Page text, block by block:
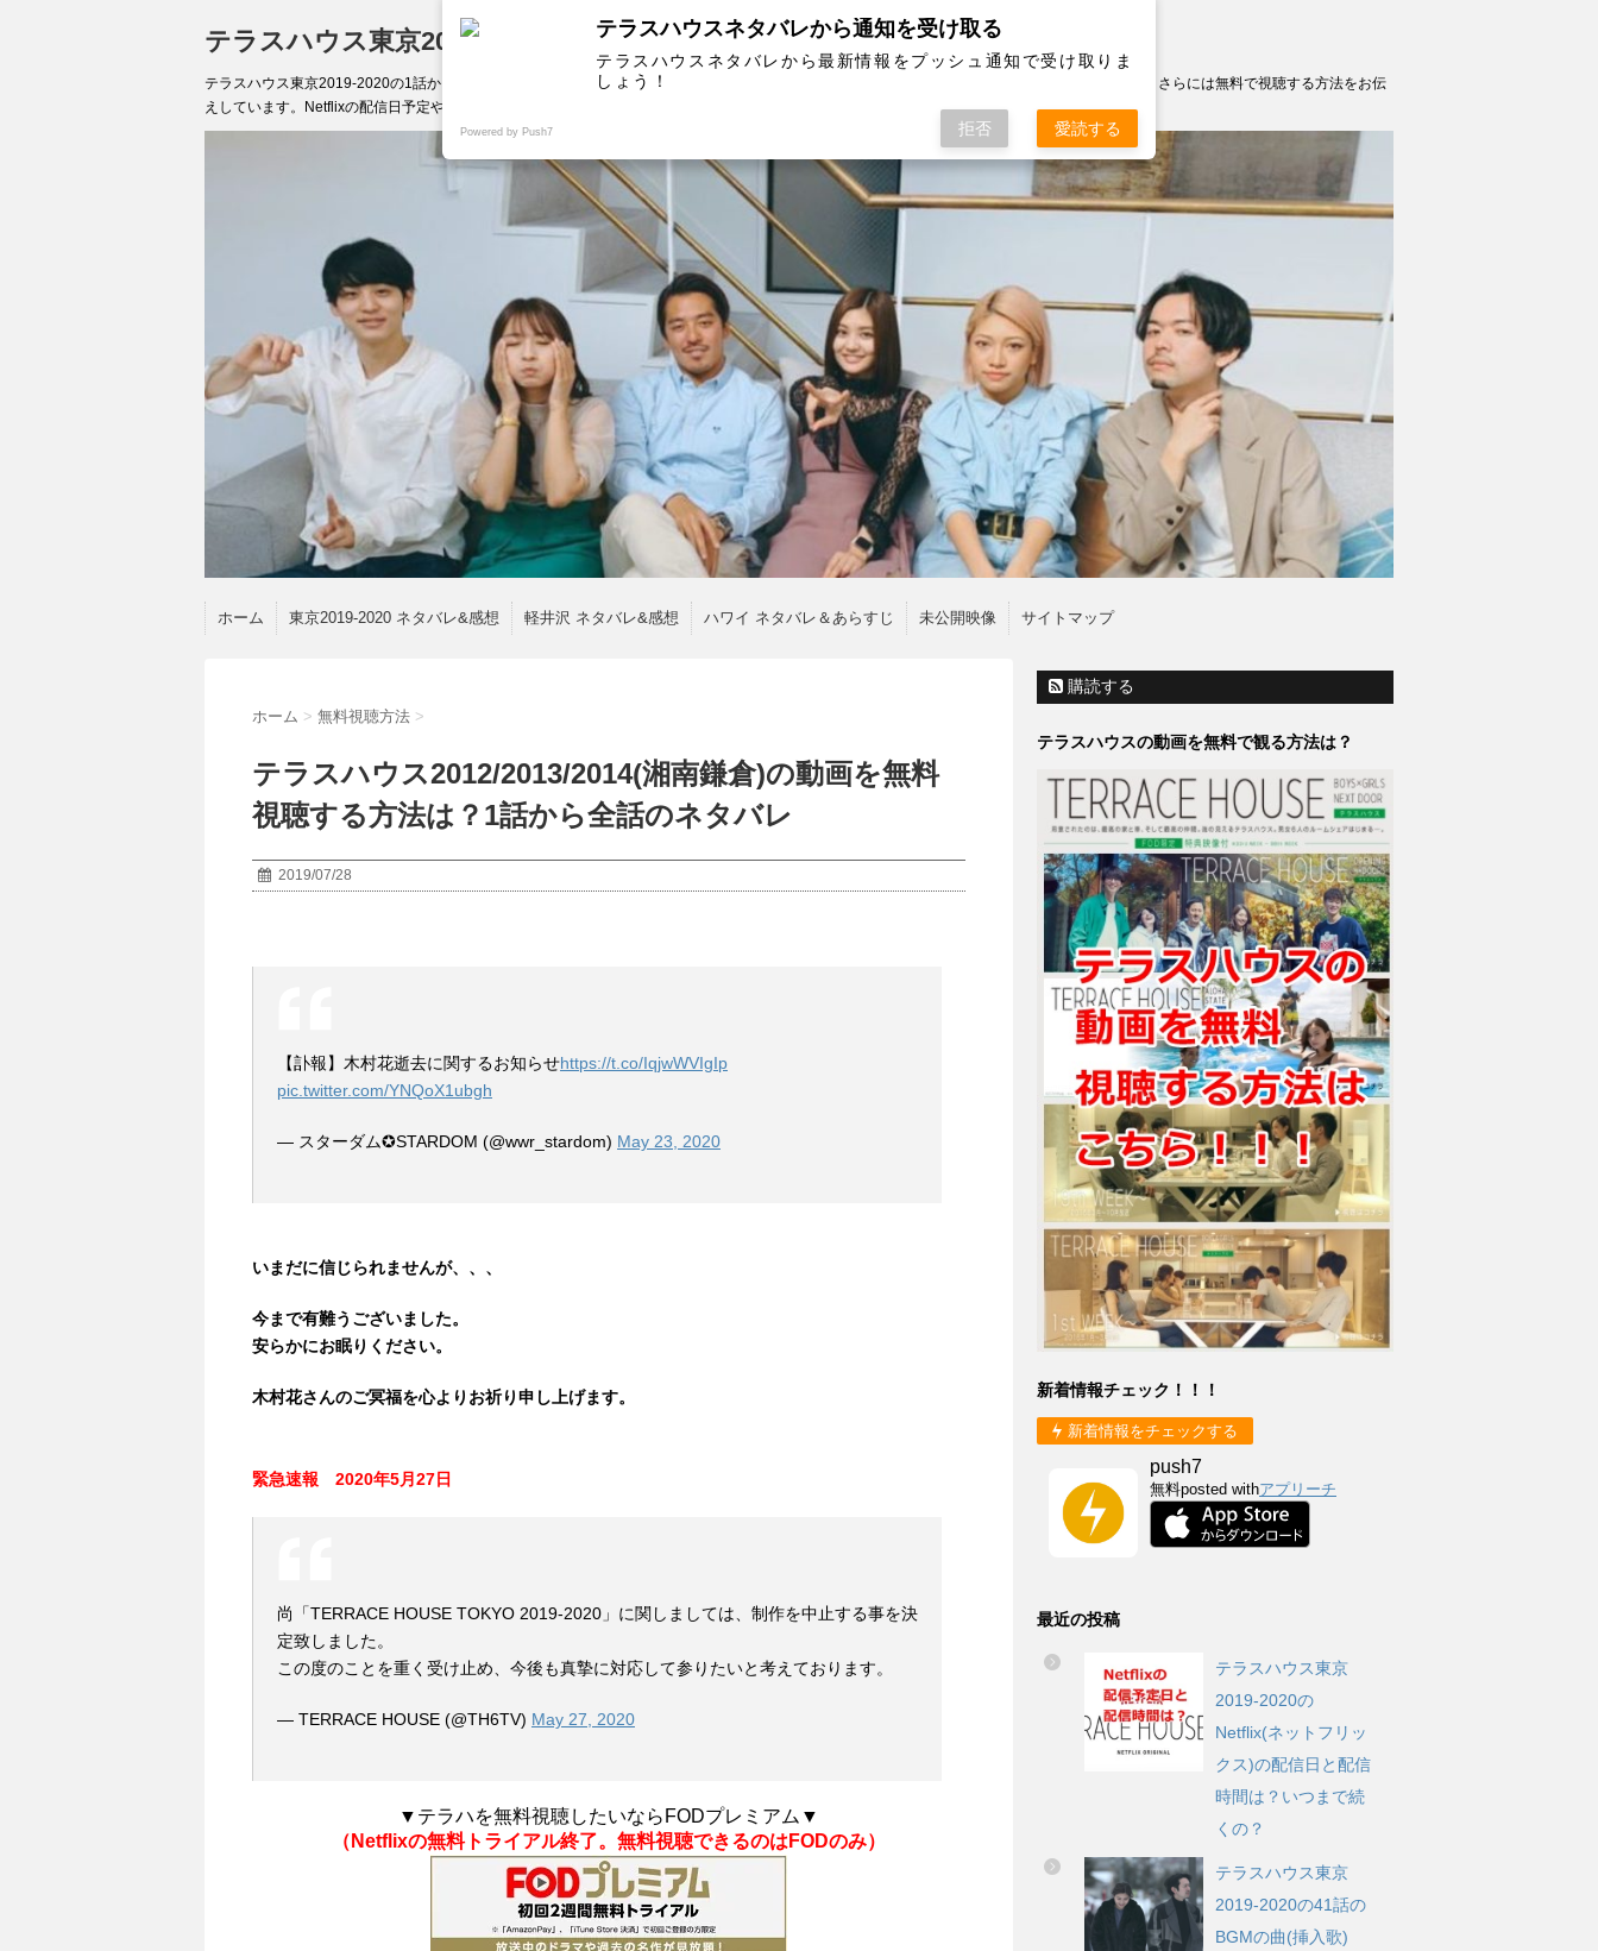
テラスハウス東京2019-2020のインフォメーションサイト
テラスハウス東京2019-2020の1話から最新話までのネタバレや未公開動画まとめ、山ちゃんねる動画まとめ、BGM（挿入曲）、登場したお店情報、さらには無料で視聴する方法をお伝
えしています。Netflixの配信日予定や地上波放送予定日も最新情報をお届けします。
ホーム 東京2019-2020 ネタバレ&感想 軽井沢 ネタバレ&感想 ハワイ ネタバレ＆あらすじ 未公開映像 サイトマップ
ホーム > 無料視聴方法 >
テラスハウス2012/2013/2014(湘南鎌倉)の動画を無料
視聴する方法は？1話から全話のネタバレ
2019/07/28
【訃報】木村花逝去に関するお知らせhttps://t.co/IqjwWVIgIp
pic.twitter.com/YNQoX1ubgh
— スターダム✪STARDOM (@wwr_stardom) May 23, 2020
いまだに信じられませんが、、、
今まで有難うございました。
安らかにお眠りください。
木村花さんのご冥福を心よりお祈り申し上げます。
緊急速報 2020年5月27日
尚「TERRACE HOUSE TOKYO 2019-2020」に関しましては、制作を中止する事を決
定致しました。
この度のことを重く受け止め、今後も真摯に対応して参りたいと考えております。
— TERRACE HOUSE (@TH6TV) May 27, 2020
▼テラハを無料視聴したいならFODプレミアム▼
（Netflixの無料トライアル終了。無料視聴できるのはFODのみ）
購読する
テラスハウスの動画を無料で観る方法は？
新着情報チェック！！！
新着情報をチェックする
push7
無料posted withアプリーチ
最近の投稿
テラスハウス東京
2019-2020の
Netflix(ネットフリッ
クス)の配信日と配信
時間は？いつまで続
くの？
テラスハウス東京
2019-2020の41話の
BGMの曲(挿入歌)
テラスハウスネタバレから通知を受け取る
テラスハウスネタバレから最新情報をプッシュ通知で受け取りま
しょう！
Powered by Push7 拒否 愛読する